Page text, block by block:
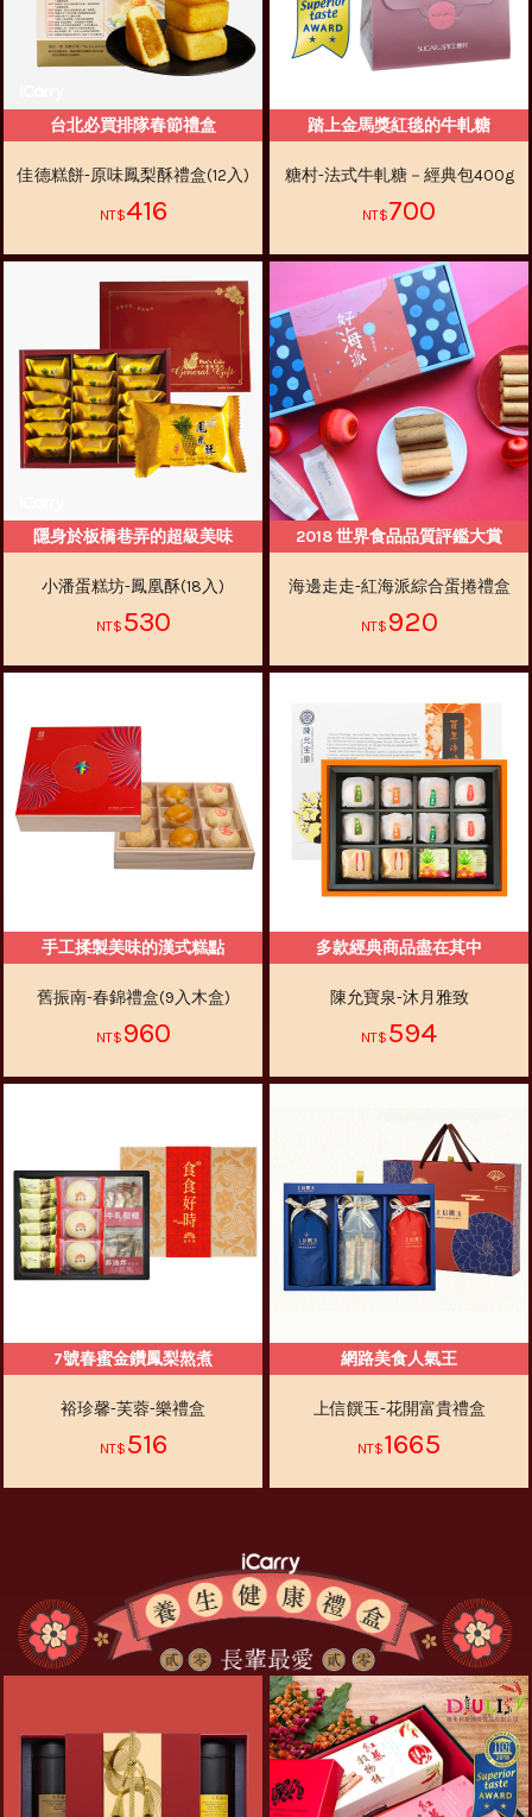
台北必買排隊春節禮盒
佳德糕餅-原味鳳梨酥禮盒(12入)
416
踏上金馬獎紅毯的牛軋糖
糖村-法式牛軋糖－經典包400g
700
隱身於板橋巷弄的超級美味
小潘蛋糕坊-鳳凰酥(18入)
530
2018 世界食品品質評鑑大賞
海邊走走-紅海派綜合蛋捲禮盒
920
手工揉製美味的漢式糕點
舊振南-春錦禮盒(9入木盒)
960
多款經典商品盡在其中
陳允寶泉-沐月雅致
594
7號春蜜金鑽鳳梨熬煮
裕珍馨-芙蓉-樂禮盒
516
網路美食人氣王
上信饌玉-花開富貴禮盒
1665